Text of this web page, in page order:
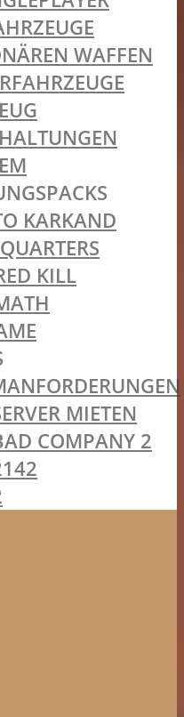
WAFFEN
KARKAND
KILL
MIETEN
COMPANY 2